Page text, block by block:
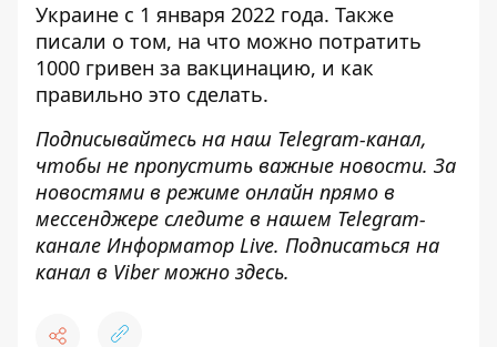
Украине с 1 января 2022 года. Также
писали о том, на что можно потратить
1000 гривен за вакцинацию, и как
правильно это сделать.
Подписывайтесь на наш Telegram-канал,
чтобы не пропустить важные новости. За
новостями в режиме онлайн прямо в
мессенджере следите в нашем Telegram-
канале Информатор Live. Подписаться на
канал в Viber можно здесь.